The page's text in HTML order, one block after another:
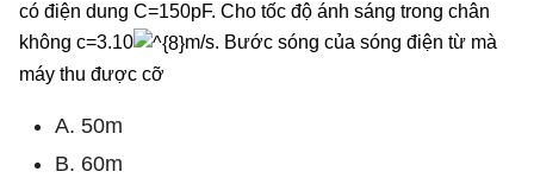
có điện dung C=150pF. Cho tốc độ ánh sáng trong chân
không c=3.10
m/s. Bước sóng của sóng điện từ mà
máy thu được cỡ
A. 50m
B. 60m